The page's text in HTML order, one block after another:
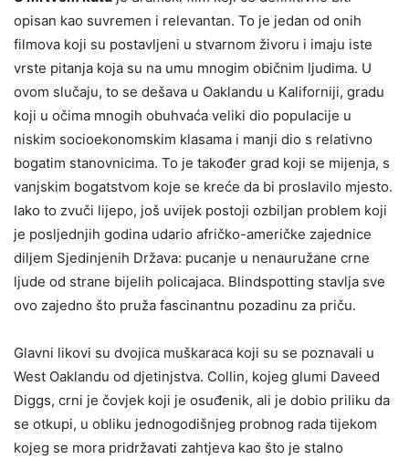
opisan kao suvremen i relevantan. To je jedan od onih
filmova koji su postavljeni u stvarnom živoru i imaju iste
vrste pitanja koja su na umu mnogim običnim ljudima. U
ovom slučaju, to se dešava u Oaklandu u Kaliforniji, gradu
koji u očima mnogih obuhvaća veliki dio populacije u
niskim socioekonomskim klasama i manji dio s relativno
bogatim stanovnicima. To je također grad koji se mijenja, s
vanjskim bogatstvom koje se kreće da bi proslavilo mjesto.
Iako to zvuči lijepo, još uvijek postoji ozbiljan problem koji
je posljednjih godina udario afričko-američke zajednice
diljem Sjedinjenih Država: pucanje u nenauružane crne
ljude od strane bijelih policajaca. Blindspotting stavlja sve
ovo zajedno što pruža fascinantnu pozadinu za priču.
Glavni likovi su dvojica muškaraca koji su se poznavali u
West Oaklandu od djetinjstva. Collin, kojeg glumi Daveed
Diggs, crni je čovjek koji je osuđenik, ali je dobio priliku da
se otkupi, u obliku jednogodišnjeg probnog rada tijekom
kojeg se mora pridržavati zahtjeva kao što je stalno